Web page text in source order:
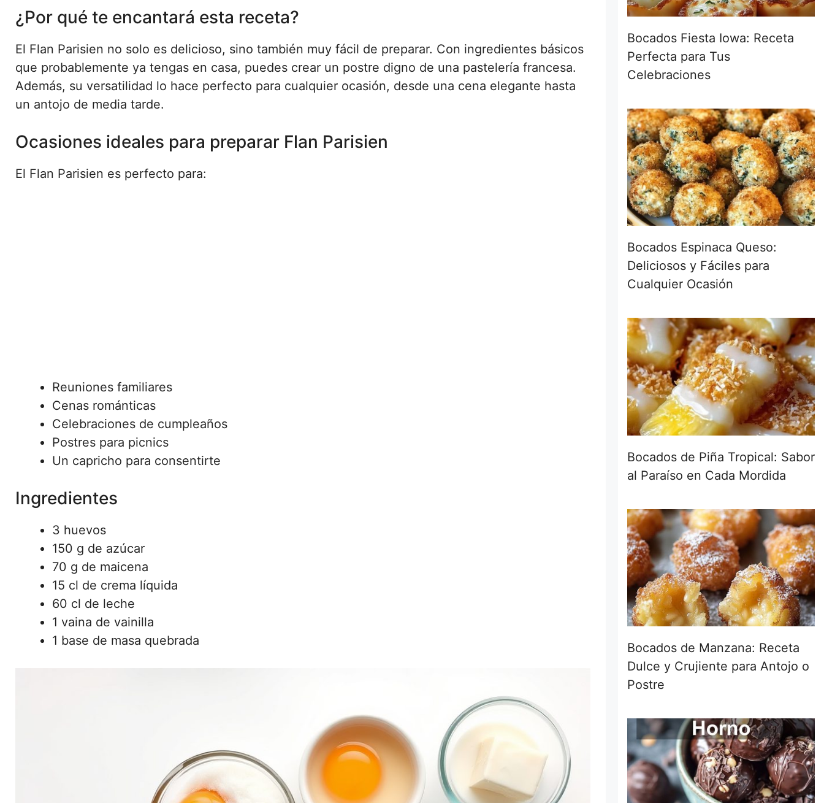
¿Por qué te encantará esta receta?
El Flan Parisien no solo es delicioso, sino también muy fácil de preparar. Con ingredientes básicos
que probablemente ya tengas en casa, puedes crear un postre digno de una pastelería francesa.
Además, su versatilidad lo hace perfecto para cualquier ocasión, desde una cena elegante hasta
un antojo de media tarde.
Ocasiones ideales para preparar Flan Parisien
El Flan Parisien es perfecto para:
Reuniones familiares
Cenas románticas
Celebraciones de cumpleaños
Postres para picnics
Un capricho para consentirte
Ingredientes
3 huevos
150 g de azúcar
70 g de maicena
15 cl de crema líquida
60 cl de leche
1 vaina de vainilla
1 base de masa quebrada
Bocados Fiesta Iowa: Receta
Perfecta para Tus
Celebraciones
Bocados Espinaca Queso:
Deliciosos y Fáciles para
Cualquier Ocasión
Bocados de Piña Tropical: Sabor
al Paraíso en Cada Mordida
Bocados de Manzana: Receta
Dulce y Crujiente para Antojo o
Postre